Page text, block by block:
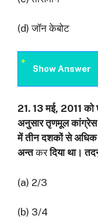
(d) जॉन केबोट
Show Answer
21. 13मई, 2011 को
अनुसार तृणमूल
में तीन दशकों से
अन्तकरदिया था।
(a) 2/3
(b) 3/4